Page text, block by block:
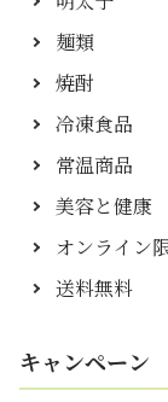
麺類
焼酎
冷凍食品
常温商品
美容と健康
オンライン
送料無料
キャンペーン